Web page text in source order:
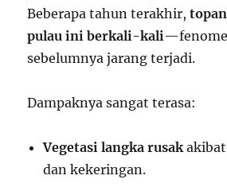
Beberapa tahun terakhir,
pulau ini berkali-kali
sebelumnya jarang terjadi.
Dampaknya sangat terasa:
Vegetasi langka rusakakibat
dan kekeringan.